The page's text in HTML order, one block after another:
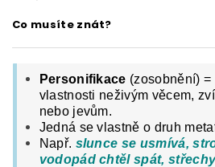
Co musíte znát?
Personifikace (zosobnění)
vlastnosti neživým věcem,
nebo jevům.
Jedná se vlastně o druh
Např. slunce se usmívá,
vodopád chtěl spát,